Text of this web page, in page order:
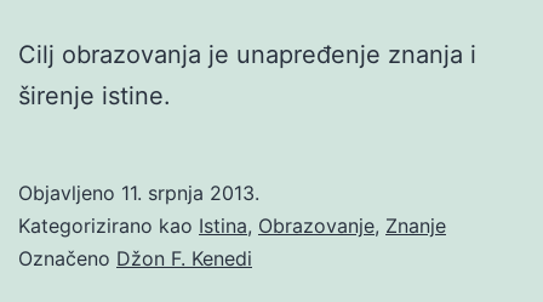
Cilj obrazovanja je unapređenje znanja i
širenje istine.
Objavljeno 11. srpnja 2013.
Kategorizirano kao Istina, Obrazovanje, Znanje
Označeno Džon F. Kenedi